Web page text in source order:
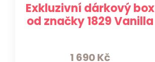
Exkluzivní dárkový box
od značky 1829 Vanilla
1 690Kč